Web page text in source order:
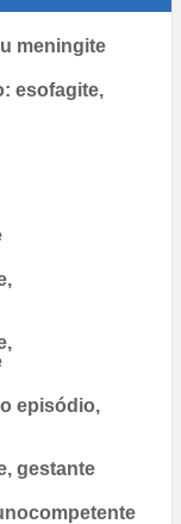
meningite
esofagite,
episódio,
gestante